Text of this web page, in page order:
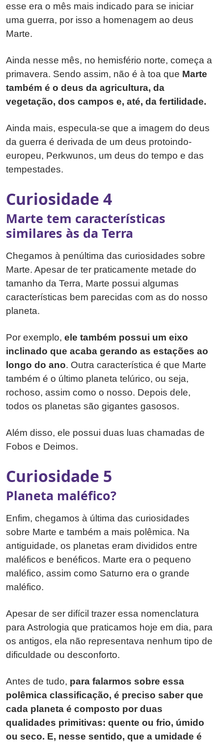
esse era o mês mais indicado para se iniciar
uma guerra, por isso a homenagem ao deus
Marte.
Ainda nesse mês, no hemisfério norte, começa a
primavera. Sendo assim, não é à toa que Marte
também é o deus da agricultura, da
vegetação, dos campos e, até, da fertilidade.
Ainda mais, especula-se que a imagem do deus
da guerra é derivada de um deus protoindo-
europeu, Perkwunos, um deus do tempo e das
tempestades.
Curiosidade 4
Marte tem características
similares às da Terra
Chegamos à penúltima das curiosidades sobre
Marte. Apesar de ter praticamente metade do
tamanho da Terra, Marte possui algumas
características bem parecidas com as do nosso
planeta.
Por exemplo, ele também possui um eixo
inclinado que acaba gerando as estações ao
longo do ano. Outra característica é que Marte
também é o último planeta telúrico, ou seja,
rochoso, assim como o nosso. Depois dele,
todos os planetas são gigantes gasosos.
Além disso, ele possui duas luas chamadas de
Fobos e Deimos.
Curiosidade 5
Planeta maléfico?
Enfim, chegamos à última das curiosidades
sobre Marte e também a mais polêmica. Na
antiguidade, os planetas eram divididos entre
maléficos e benéficos. Marte era o pequeno
maléfico, assim como Saturno era o grande
maléfico.
Apesar de ser difícil trazer essa nomenclatura
para Astrologia que praticamos hoje em dia, para
os antigos, ela não representava nenhum tipo de
dificuldade ou desconforto.
Antes de tudo, para falarmos sobre essa
polêmica classificação, é preciso saber que
cada planeta é composto por duas
qualidades primitivas: quente ou frio, úmido
ou seco. E, nesse sentido, que a umidade é